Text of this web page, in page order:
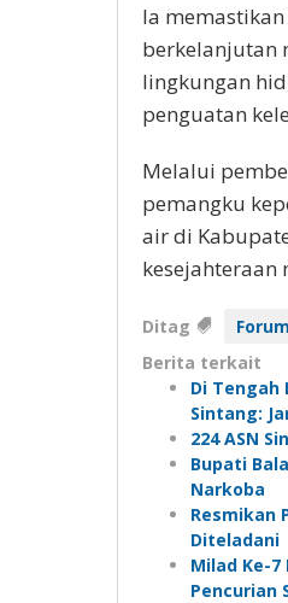
Ia
berkelanjutan
lingkungan
penguatan
Melalui
pemangku
air di
kesejahteraan
Ditag
Berita terkait
Di Tengah
Sintang:
224 ASN
Bupati
Narkoba
Resmikan
Diteladani
Milad Ke-
Pencurian